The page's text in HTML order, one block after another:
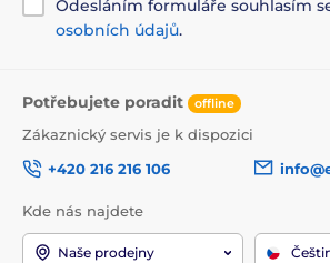
Odesláním formuláře souhlasím
osobních údajů.
Potřebujete poradit offline
Zákaznický servis je k dispozici
+420 216 216 106
Kde nás najdete
Naše prodejny